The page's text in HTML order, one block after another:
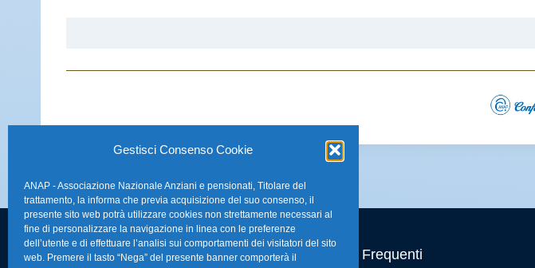
Gestisci Consenso Cookie
ANAP - Associazione Nazionale Anziani e pensionati, Titolare del
trattamento, la informa che previa acquisizione del suo consenso, il
presente sito web potrà utilizzare cookies non strettamente necessari al
fine di personalizzare la navigazione in linea con le preferenze
dell’utente e di effettuare l’analisi sui comportamenti dei visitatori del sito
web. Premere il tasto “Nega” del presente banner comporterà il
Sede Nazionale Anap Confartigianato: FAQ – Domande Frequenti